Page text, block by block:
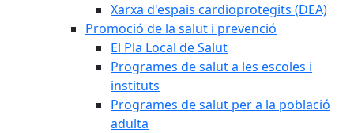
Xarxa d'espais cardioprotegits (DEA)
Promoció de la salut i prevenció
El Pla Local de Salut
Programes de salut a les escoles i
instituts
Programes de salut per a la població
adulta